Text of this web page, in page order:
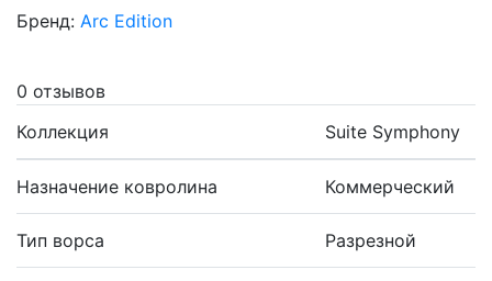
Бренд: Arc Edition
0 отзывов
Коллекция
Suite Symphony
Назначение ковролина Коммерческий
Тип ворса Разрезной